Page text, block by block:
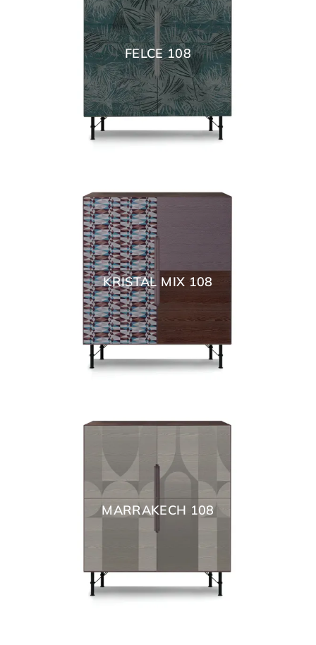
FELCE 108
KRISTAL MIX 108
MARRAKECH 108